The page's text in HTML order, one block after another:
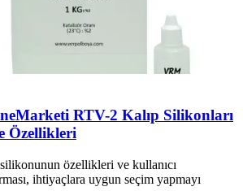
RTV-2 Kalıp Silikonları
Özellikleri
özellikleri ve kullanıcı
ihtiyaçlara uygun seçim yapmayı